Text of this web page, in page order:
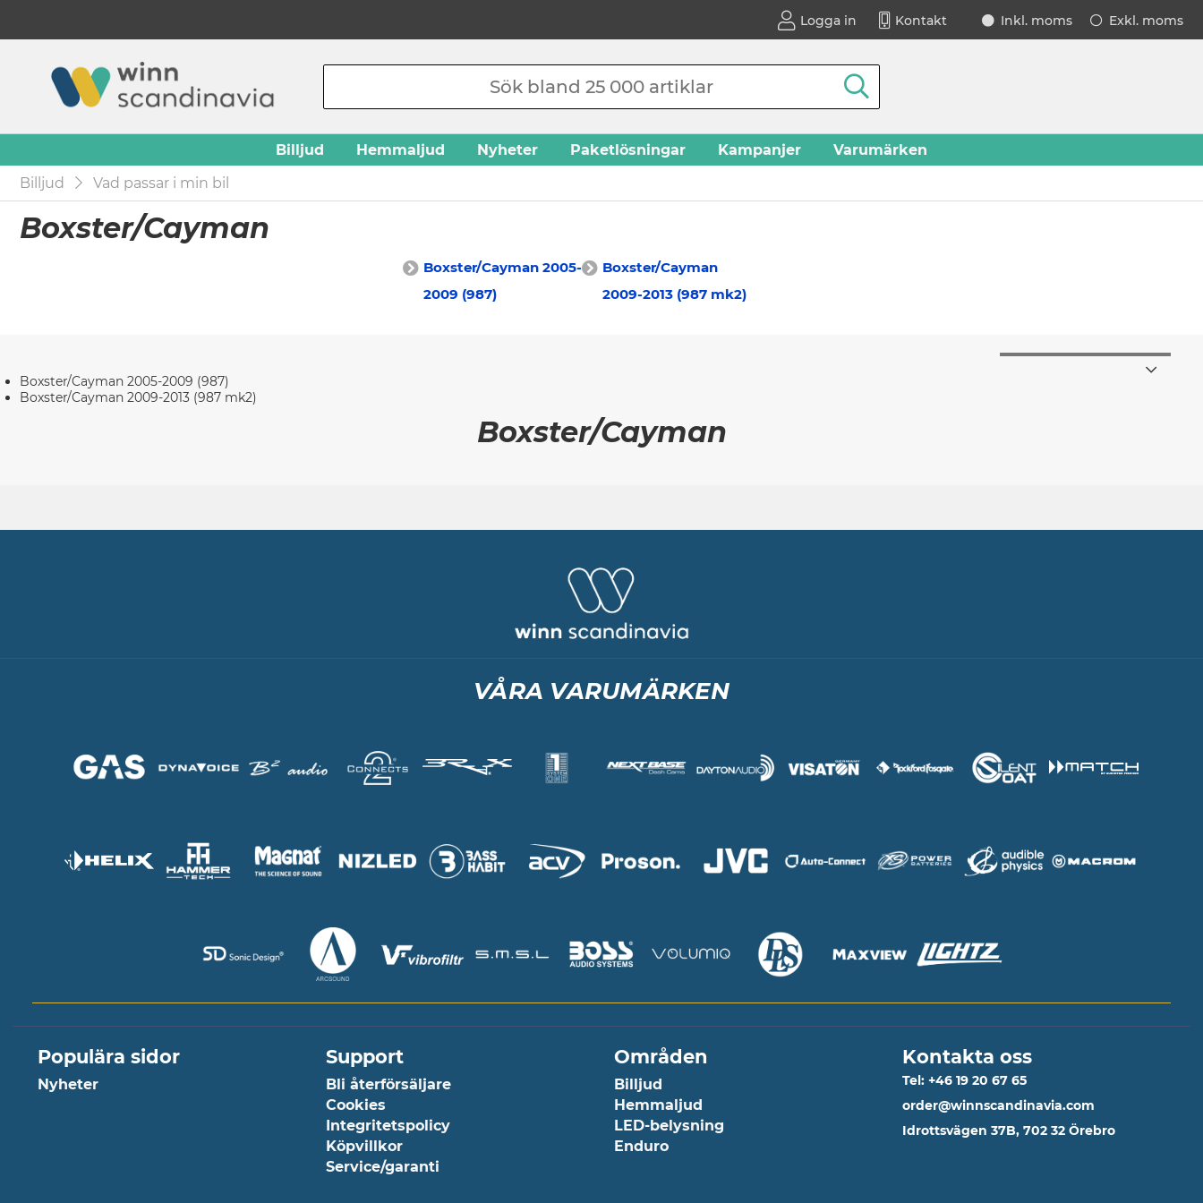
Logga in Kontakt Exkl. moms
Inkl. moms
Billjud Hemmaljud Nyheter Paketlösningar Kampanjer
Varumärken
Billjud
Vad passar i min bil
Boxster/Cayman
Boxster/Cayman 2005-
2009 (987)
Boxster/Cayman
2009-2013 (987 mk2)
Boxster/Cayman 2005-2009 (987)
Boxster/Cayman 2009-2013 (987 mk2)
Boxster/Cayman
VÅRA VARUMÄRKEN
Populära sidor
Nyheter
Support
Bli återförsäljare
Cookies
Integritetspolicy
Köpvillkor
Service/garanti
Områden
Billjud
Hemmaljud
LED-belysning
Enduro
Kontakta oss
Tel: +46 19 20 67 65
order@winnscandinavia.com
Idrottsvägen 37B, 702 32 Örebro